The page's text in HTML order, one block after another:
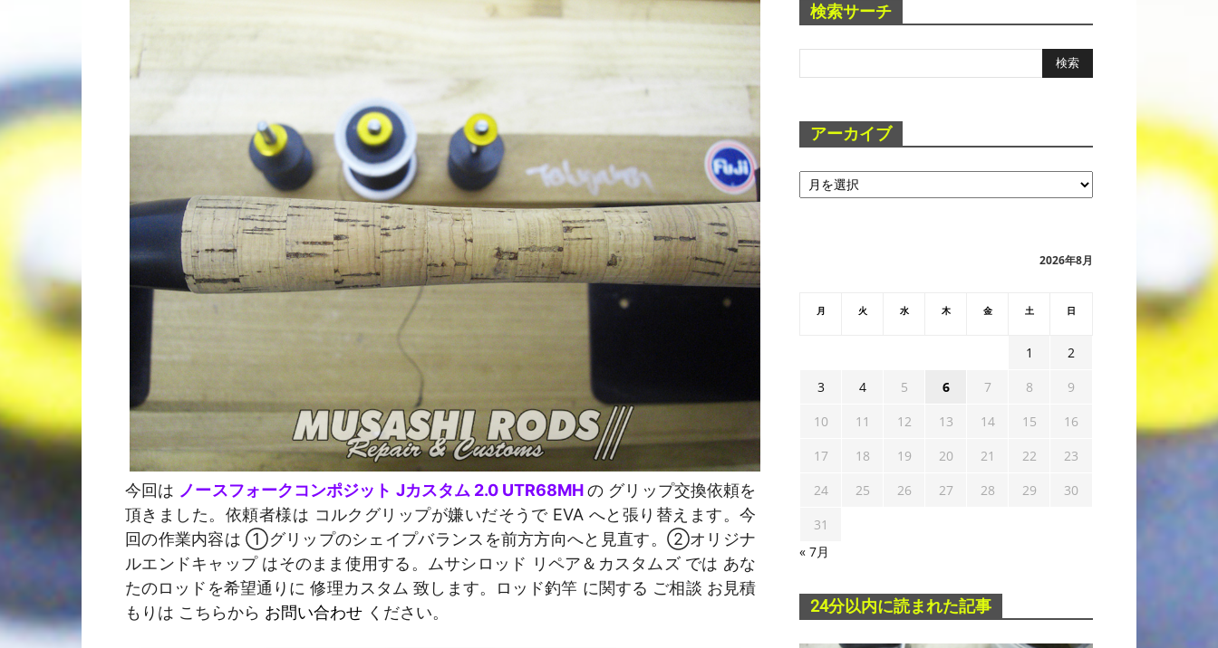
今回は ノースフォークコンポジット Jカスタム 2.0 UTR68MHの グリップ交換依頼を
頂きました。依頼者様は コルクグリップが嫌いだそうで EVA へと張り替えます。今
回の作業内容は ①グリップのシェイプバランスを前方方向へと見直す。②オリジナ
ルエンドキャップ はそのまま使用する。ムサシロッド リペア＆カスタムズ では あな
たのロッドを希望通りに 修理カスタム 致します。ロッド釣竿 に関する ご相談 お見積
もりは こちらから お問い合わせ ください。
検索サーチ
アーカイブ
ア
ー
2026年8月
月 火 水 木 金 土 日
1
2
3
4 5 6 7 8
9
10
11 12 13 14 15
16
17
18 19 20 21 22
23
24
25 26 27 28 29
30
31
« 7月
24分以内に読まれた記事